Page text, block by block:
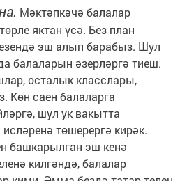
Мәктәпкәчә балалар
яктан үсә. Без план
эш алып барабыз. Шул
балаларын әзерләргә тиеш.
осталык класслары,
Көн саен балаларга
шул ук вакытта
төшерергә кирәк.
башкарылган эш кенә
килгәндә, балалар